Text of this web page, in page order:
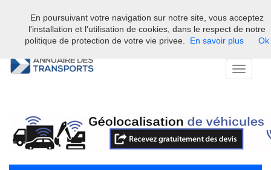
Bienvenue sur l'annuaire professionnel du transport et de la la
logistique en France.
Toggle
En poursuivant votre navigation sur notre site, vous acceptez
l'installation et l'utilisation de cookies, dans le respect de notre
politique de protection de votre vie privee.
En savoir plus Ok